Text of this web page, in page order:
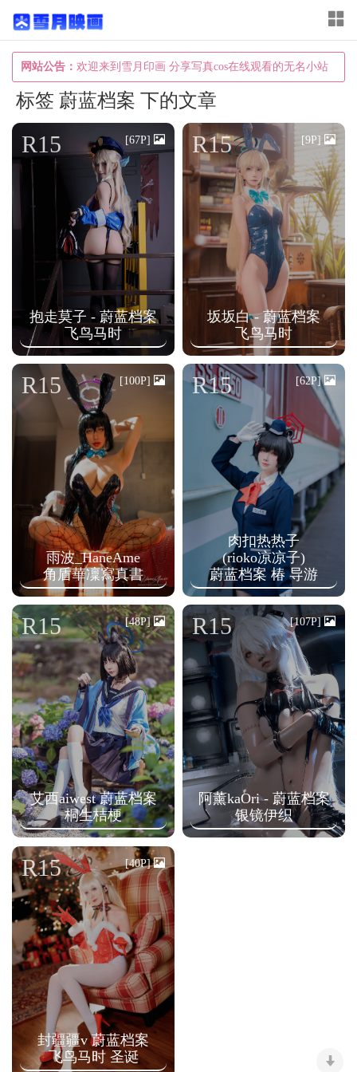
网站公告： 欢迎来到雪月印画 分享写真cos在线观看的无名小站
T
o
g
e
n
a
v
i
g
a
t
i
o
n
标签 蔚蓝档案 下的文章
抱走莫子 - 蔚蓝档案
飞鸟马时
R15 [67P]
坂坂白 - 蔚蓝档案
飞鸟马时
R15 [9P]
雨波_HaneAme
角盾華凜寫真書
R15 [100P]
肉扣热热子
(rioko凉凉子)
蔚蓝档案 椿 导游
R15 [62P]
艾西aiwest 蔚蓝档案
桐生桔梗
R15 [48P]
阿薰kaOri - 蔚蓝档案
银镜伊织
R15 [107P]
封疆疆v 蔚蓝档案
飞鸟马时 圣诞
R15 [40P]